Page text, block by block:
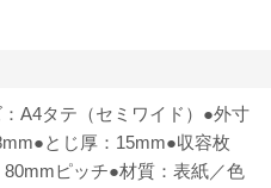
A4タテ（セミワイド）●外寸
とじ厚：15mm●収容枚
ピッチ●材質：表紙／色